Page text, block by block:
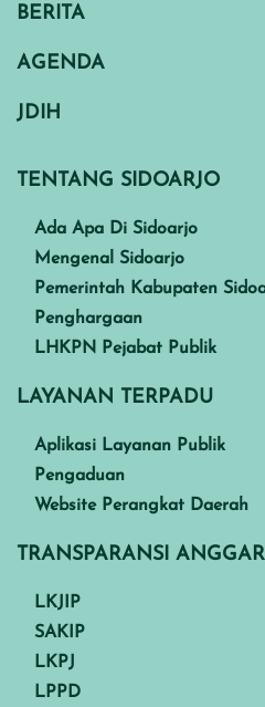
BERITA
AGENDA
JDIH
TENTANG SIDOARJO
Ada Apa Di Sidoarjo
Mengenal Sidoarjo
Pemerintah Kabupaten
Penghargaan
LHKPN Pejabat Publik
LAYANAN TERPADU
Aplikasi Layanan Publik
Pengaduan
Website Perangkat Daerah
TRANSPARANSI
LKJIP
SAKIP
LKPJ
LPPD